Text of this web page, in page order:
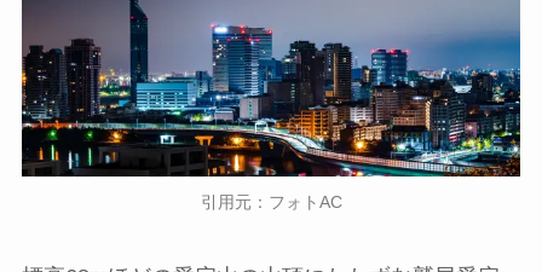
引用元：フォトAC